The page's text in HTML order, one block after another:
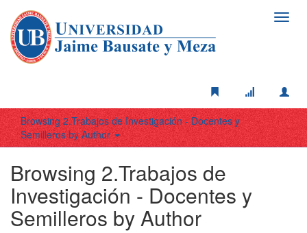
Browsing 2.Trabajos de Investigación - Docentes y
Semilleros by Author
Browsing 2.Trabajos de
Investigación - Docentes y
Semilleros by Author